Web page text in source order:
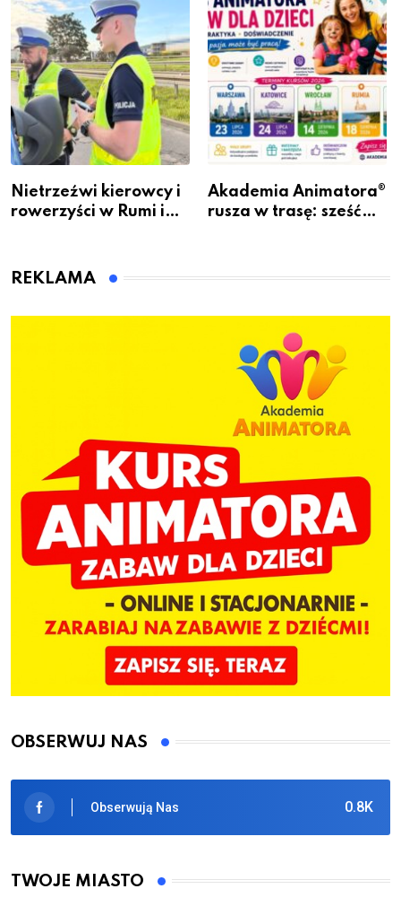
Bolszewie i uderzył w
ogrodzenie
Nietrzeźwi kierowcy i
rowerzyści w Rumi i
Akademia Animatora®
rusza w trasę: sześć
REKLAMA
OBSERWUJ NAS
0.8K
Obserwują Nas
TWOJE MIASTO